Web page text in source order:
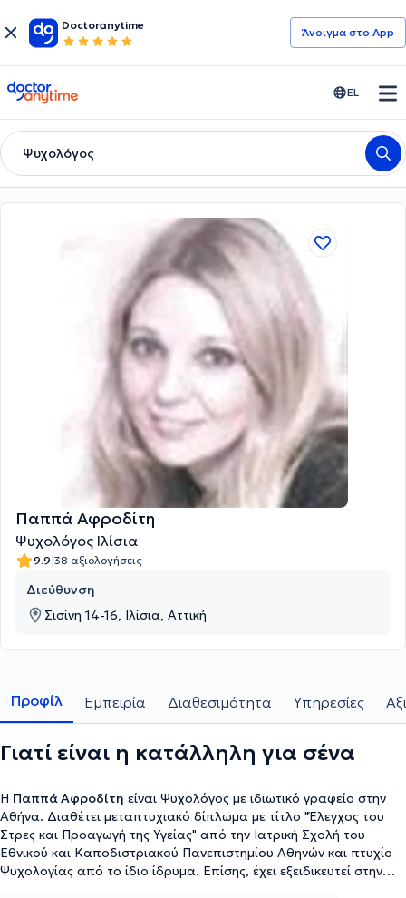
Doctoranytime
Άνοιγμα στο App
doctoranytime EL
Ψυχολόγος
Παππά Αφροδίτη
Ψυχολόγος Ιλίσια
9.9|38 αξιολογήσεις
Διεύθυνση
Σισίνη 14-16, Ιλίσια, Αττική
Προφίλ Εμπειρία Διαθεσιμότητα Υπηρεσίες
Γιατί είναι η κατάλληλη για σένα
Η Παππά Αφροδίτη είναι Ψυχολόγος με ιδιωτικό γραφείο στην
Αθήνα. Διαθέτει μεταπτυχιακό δίπλωμα με τίτλο "Έλεγχος του
Στρες και Προαγωγή της Υγείας" από την Ιατρική Σχολή του
Εθνικού και Καποδιστριακού Πανεπιστημίου Αθηνών και πτυχίο
Ψυχολογίας από το ίδιο ίδρυμα. Επίσης, έχει εξειδικευτεί στην